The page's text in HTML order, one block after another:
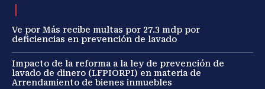
Ve por Más recibe multas por 27.3 mdp por
deficiencias en prevención de lavado
Impacto de la reforma a la ley de prevención de
lavado de dinero (LFPIORPI) en materia de
Arrendamiento de bienes inmuebles